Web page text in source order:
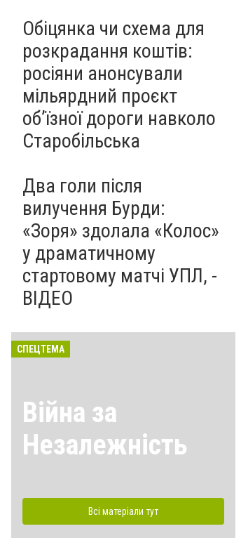
Обіцянка чи схема для
розкрадання коштів:
росіяни анонсували
мільярдний проєкт
об’їзної дороги навколо
Старобільська
Два голи після
вилучення Бурди:
«Зоря» здолала «Колос»
у драматичному
стартовому матчі УПЛ, -
ВІДЕО
СПЕЦТЕМА
Війна за
Незалежність
Всі матеріали тут